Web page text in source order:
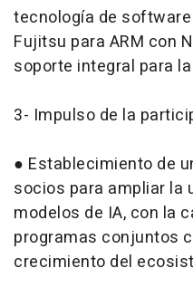
tecnología de
Fujitsu para ARM con
soporte integral para
3- Impulso de la
● Establecimiento de
socios para ampliar la
modelos de IA, con la
programas conjuntos
crecimiento del